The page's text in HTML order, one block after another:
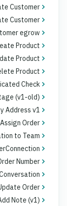
Customer
Customer
egrow
Product
Product
Product
Check
(v1-old)
Address v1
Assign Order
to Team
Number
Order
Note (v1)